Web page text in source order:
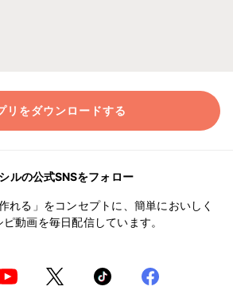
リをダウンロードする
ルの公式SNSをフォロー
れる」をコンセプトに、簡単においしく
動画を毎日配信しています。